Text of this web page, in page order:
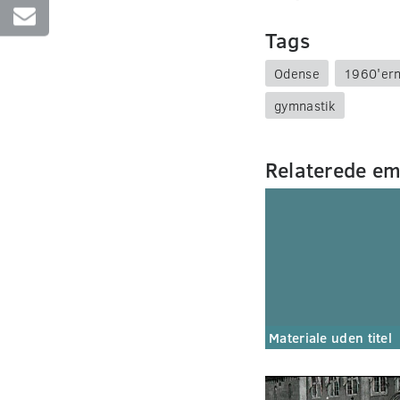
Tags
Odense
gymnastik
Relaterede
Materiale uden titel